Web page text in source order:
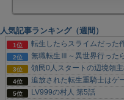
人気記事ランキング（週間）
転生したらスライムだった
無職転生Ⅲ～異世界行った
領民0人スタートの辺境領
追放された転生重騎士はゲ
LV999の村人 第5話